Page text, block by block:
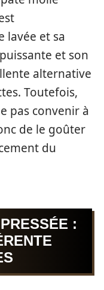
lavée et sa
et son
alternative
Toutefois,
pas convenir à
de le goûter
du
: